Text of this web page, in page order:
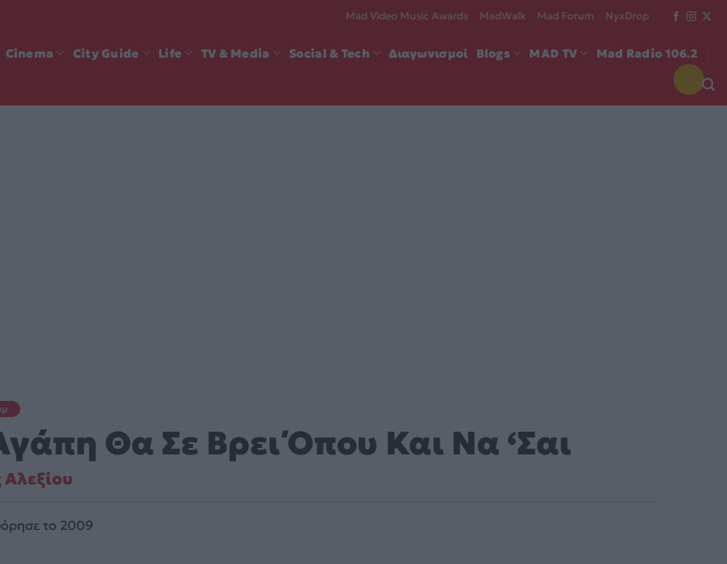
Mad Video Music Awards MadWalk Mad Forum NyxDrop
Cinema City Guide Life TV & Media Social & Tech Διαγωνισμοί Blogs MAD TV Mad Radio 106.2
Θα Σε Βρει Όπου Και Να ‘Σαι
Αλεξίου
το 2009